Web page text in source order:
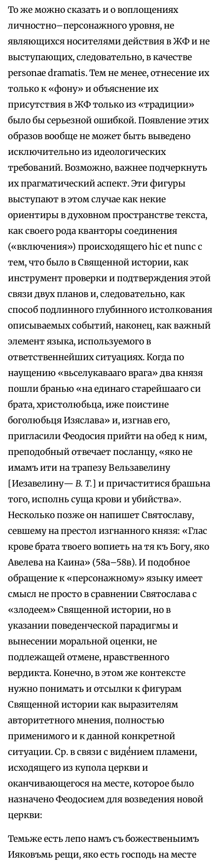
То же можно сказать и о воплощениях
личностно–персонажного уровня, не
являющихся носителями действия в ЖФ и не
выступающих, следовательно, в качестве
personae dramatis. Тем не менее, отнесение их
только к «фону» и объяснение их
присутствия в ЖФ только из «традиции»
было бы серьезной ошибкой. Появление этих
образов вообще не может быть выведено
исключительно из идеологических
требований. Возможно, важнее подчеркнуть
их прагматический аспект. Эти фигуры
выступают в этом случае как некие
ориентиры в духовном пространстве текста,
как своего рода кванторы соединения
(«включения») происходящего hic et nunc с
тем, что было в Священной истории, как
инструмент проверки и подтверждения этой
связи двух планов и, следовательно, как
способ подлинного глубинного истолкования
описываемых событий, наконец, как важный
элемент языка, используемого в
ответственнейших ситуациях. Когда по
наущению «вьселукавааго врага» два князя
пошли бранью «на единаго старейшааго си
брата, христолюбьца, иже поистине
боголюбьця Изяслава» и, изгнав его,
пригласили Феодосия прийти на обед к ним,
преподобный отвечает посланцу, «яко не
имамъ ити на трапезу Вельзавелину
[Иезавелину— В. Т.] и причаститися брашьна
того, исполнь суща крови и убийства».
Несколько позже он напишет Святославу,
севшему на престол изгнанного князя: «Глас
крове брата твоего вопиеть на тя къ Богу, яко
Авелева на Каина» (58а–58в). И подобное
обращение к «персонажному» языку имеет
смысл не просто в сравнении Святослава с
«злодеем» Священной истории, но в
указании поведенческой парадигмы и
вынесении моральной оценки, не
подлежащей отмене, нравственного
вердикта. Конечно, в этом же контексте
нужно понимать и отсылки к фигурам
Священной истории как выразителям
авторитетного мнения, полностью
применимого и к данной конкретной
ситуации. Ср. в связи с виде́́нием пламени,
исходящего из купола церкви и
оканчивающегося на месте, которое было
назначено Феодосием для возведения новой
церкви:
Темьже есть лепо намъ съ божественыимъ
Ияковъмь рещи, яко есть господь на месте